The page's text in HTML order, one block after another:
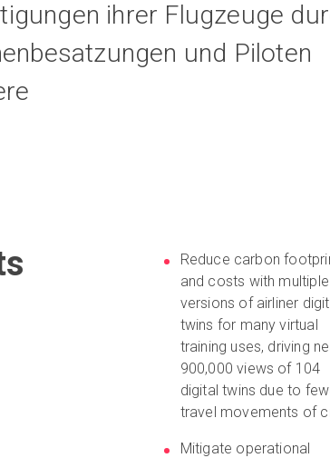
ihrer Flugzeuge
und Piloten
Reduce carbon
and costs with multiple
versions of airliner
twins for many virtual
training uses, driving
900,000 views of 104
digital twins due to
travel movements of
Mitigate operational